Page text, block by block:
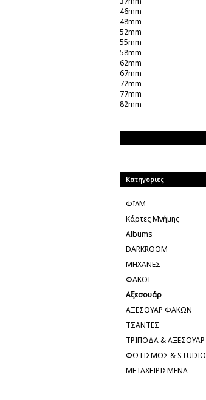
46mm
48mm
52mm
55mm
58mm
62mm
67mm
72mm
77mm
82mm
Κατηγοριες
ΦΙΛΜ
Κάρτες Μνήμης
Albums
DARKROOM
ΜΗΧΑΝΕΣ
ΦΑΚΟΙ
Αξεσουάρ
ΑΞΕΣΟΥΑΡ ΦΑΚΩΝ
ΤΣΑΝΤΕΣ
ΤΡΙΠΟΔΑ & ΑΞΕΣΟΥΑΡ
ΦΩΤΙΣΜΟΣ & STUDIO
ΜΕΤΑΧΕΙΡΙΣΜΕΝΑ